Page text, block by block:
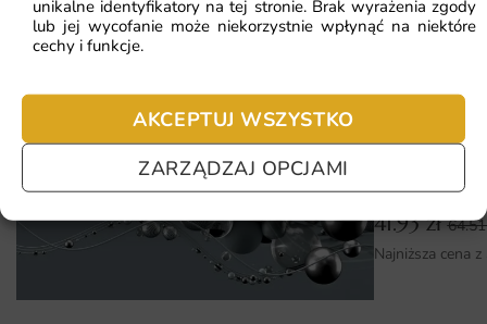
unikalne identyfikatory na tej stronie. Brak wyrażenia zgody
lub jej wycofanie może niekorzystnie wpłynąć na niektóre
cechy i funkcje.
AKCEPTUJ WSZYSTKO
ZARZĄDZAJ OPCJAMI
Dlaczego warto wybrać tę fototapetę
funkcjonalnością nowoczesnej dekoracji. To inwestycja w
trwały element aranżacji, który będzie cieszyć oko przez
lata.
Mistyczny klimat porannej mgły
Wyciszająca paleta zieleni i grafitu
Lustrzane odbicie pogłębiające kompozycję
Fototapeta
41.93zł
Najniższa cena